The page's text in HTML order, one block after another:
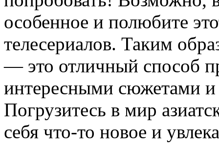
особенное и полюбите
телесериалов. Таким
— это отличный способ
интересными сюжетами и
Погрузитесь в мир
себя что-то новое и